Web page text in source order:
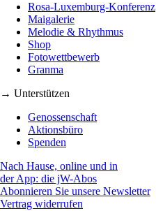
Rosa-Luxemburg-Konferenz
Maigalerie
Melodie & Rhythmus
Shop
Fotowettbewerb
Granma
→ Unterstützen
Genossenschaft
Aktionsbüro
Spenden
Nach Hause, online und in
der App: die jW-Abos
Abonnieren Sie unsere Newsletter
Vertrag widerrufen